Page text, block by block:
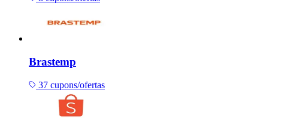
Brastemp
37 cupons/ofertas